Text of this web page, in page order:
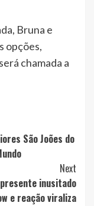
Bruna e
opções,
chamada a
São Joões do
Next
inusitado
e reação viraliza